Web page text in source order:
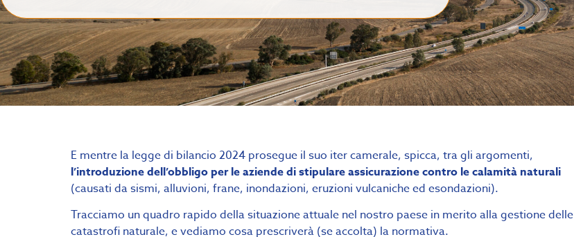
E mentre la legge di bilancio 2024 prosegue il suo iter camerale, spicca, tra gli argomenti,
l’introduzione dell’obbligo per le aziende di stipulare assicurazione contro le calamità naturali
(causati da sismi, alluvioni, frane, inondazioni, eruzioni vulcaniche ed esondazioni).
Tracciamo un quadro rapido della situazione attuale nel nostro paese in merito alla gestione delle
catastrofi naturale, e vediamo cosa prescriverà (se accolta) la normativa.